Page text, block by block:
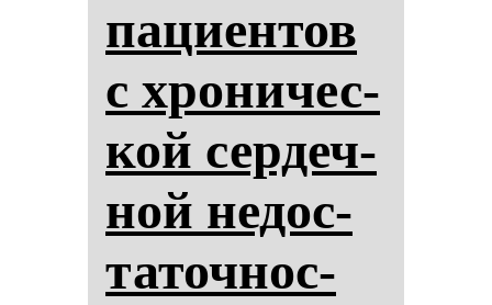
па­ци­ен­тов
с хро­ни­чес­
кой сер­деч­
ной не­дос­
та­точ­нос­